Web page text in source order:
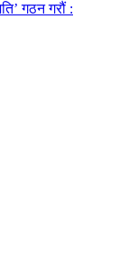
गठन गरौं :